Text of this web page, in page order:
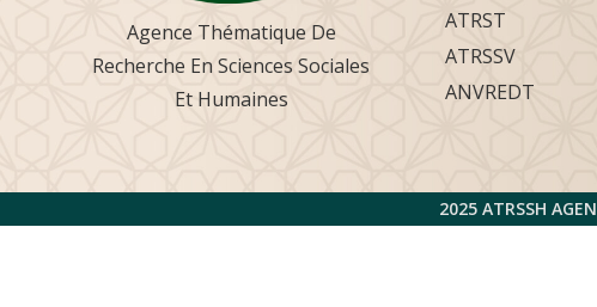
Agence Thématique De
Recherche En Sciences Sociales
Et Humaines
ATRST
ATRSSV
ANVREDT
2025 ATRSSH